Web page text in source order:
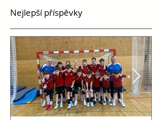
Nejlepší příspěvky